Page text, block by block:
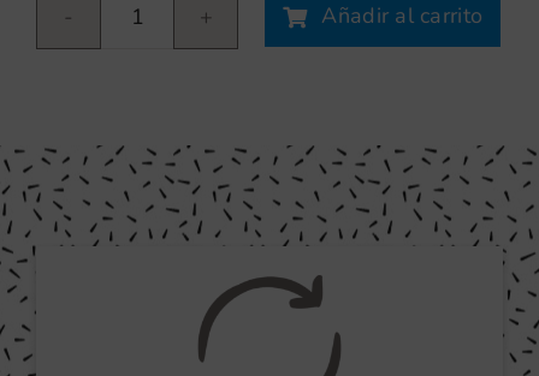
Comecocos
cantidad
Añadir al carrito